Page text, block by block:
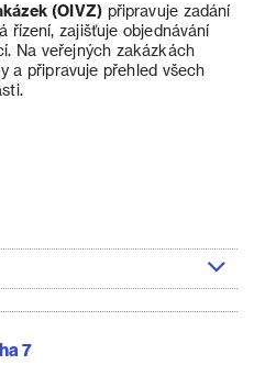
(OIVZ) připravuje zadání
řízení, zajišťuje objednávání
Na veřejných zakázkách
a připravuje přehled všech
7